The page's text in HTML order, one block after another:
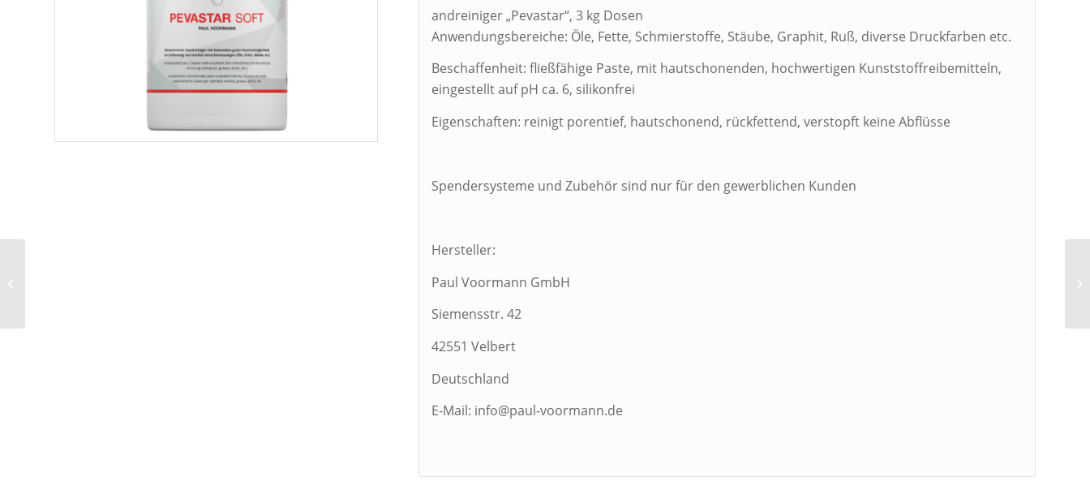
andreiniger „Pevastar“, 3 kg Dosen
Anwendungsbereiche: Öle, Fette, Schmierstoffe, Stäube, Graphit, Ruß, diverse Druckfarben etc.
Beschaffenheit: fließfähige Paste, mit hautschonenden, hochwertigen Kunststoffreibemitteln,
eingestellt auf pH ca. 6, silikonfrei
Eigenschaften: reinigt porentief, hautschonend, rückfettend, verstopft keine Abflüsse
Spendersysteme und Zubehör sind nur für den gewerblichen Kunden
Hersteller:
Paul Voormann GmbH
Siemensstr. 42
42551 Velbert
Deutschland
E-Mail: info@paul-voormann.de